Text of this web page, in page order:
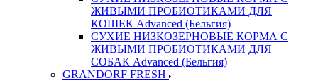
ЖИВЫМИ ПРОБИОТИКАМИ ДЛЯ
КОШЕК Advanced (Бельгия)
СУХИЕ НИЗКОЗЕРНОВЫЕ КОРМА С
ЖИВЫМИ ПРОБИОТИКАМИ ДЛЯ
СОБАК Advanced (Бельгия)
GRANDORF FRESH